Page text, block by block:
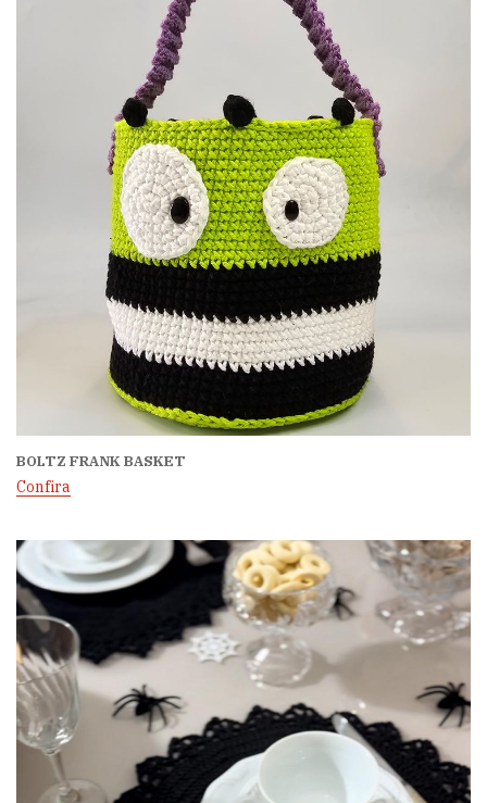
BOLTZ FRANK BASKET
Confira